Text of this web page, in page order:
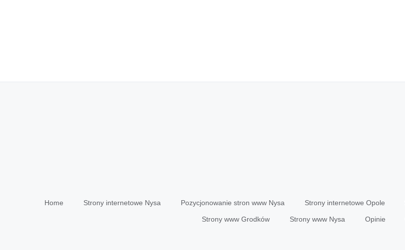
Home Strony internetowe Nysa Pozycjonowanie stron www Nysa Strony internetowe Opole
Strony www Grodków Strony www Nysa Opinie